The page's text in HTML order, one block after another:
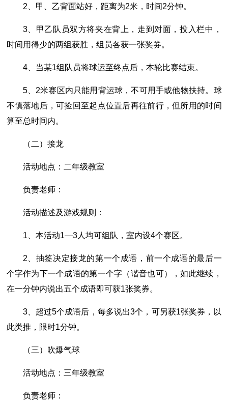
2、甲、乙背面站好，距离为2米，时间2分钟。
3、甲乙队员双方将夹在背上，走到对面，投入栏中，
时间用得少的两组获胜，组员各获一张奖券。
4、当某1组队员将球运至终点后，本轮比赛结束。
5、2米赛区内只能用背运球，不可用手或他物扶持。球
不慎落地后，可捡回至起点位置后再往前行，但所用的时间
算至总时间内。
（二）接龙
活动地点：二年级教室
负责老师：
活动描述及游戏规则：
1、本活动1―3人均可组队，室内设4个赛区。
2、抽签决定接龙的第一个成语，前一个成语的最后一
个字作为下一个成语的第一个字（谐音也可），如此继续，
在一分钟内说出五个成语即可获1张奖券。
3、超过5个成语后，每多说出3个，可另获1张奖券，以
此类推，限时1分钟。
（三）吹爆气球
活动地点：三年级教室
负责老师：